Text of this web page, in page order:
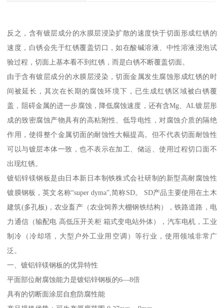
反之，含有镀层成分的水膜层浸染扩散的速度快于切面形成红锈的
速度，白锈会先于红锈覆盖切口，如在酸碱溶液、中性溶液浸泡试
验过程，切面上基本看不到红锈，而是白锈不断覆盖切面。
由于含有镀层成分的水膜层浸染，切面金属发生腐蚀形成红锈的时
间被延长，其次在长期的腐蚀环境下，已生成红锈区域被白锈覆
盖，阻碍金属的进一步腐蚀，降低腐蚀速度，还有含Mg、AL镀层形
成的致密腐蚀产物具有的高粘附性、低导电性，对腐蚀介质的隔绝
作用，使得整个金属切面的耐蚀性大幅提高。但不代表切面耐蚀性
可以与镀层本体一致，也不表示在加工、储运、使用过程切口面不
出现红锈。
镀铝锌镁钢板是由日本新日本制铁株式会社研制的新型高耐腐蚀性
镀膜钢板，英文名称“super dyma”,简称SD。 SD产品主要使用在土木
建筑(多孔板)，农业畜产（农业饲养大棚钢铁结构），铁路道路，电
力通信（输配电 高低压开关柜 箱式变电站外体），汽车电机，工业
制冷（冷却塔，大型户外工业用空调）等行业，使用领域非常广
泛。
一、镀铝锌镁钢板的优异特性
平面部位耐腐蚀能力是镀铝锌钢板的6—8倍
具有的切断面涂层自愈防腐性能